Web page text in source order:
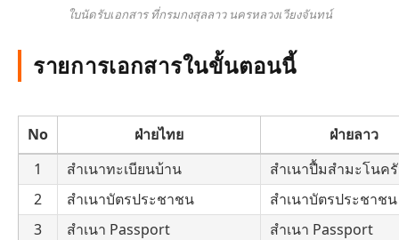
ใบนัดรับเอกสาร ที่กรมกงสุลลาว นครหลวงเวียงจันทน์
รายการเอกสารในขั้นตอนนี้
No ฝ่ายไทย
ฝ่ายลาว
1
สำเนาทะเบียนบ้าน
สำเนาปื้มสำมะโนค
2
สำเนาบัตรประชาชน
สำเนาบัตรประชาชน
3
สำเนา Passport
สำเนา Passport